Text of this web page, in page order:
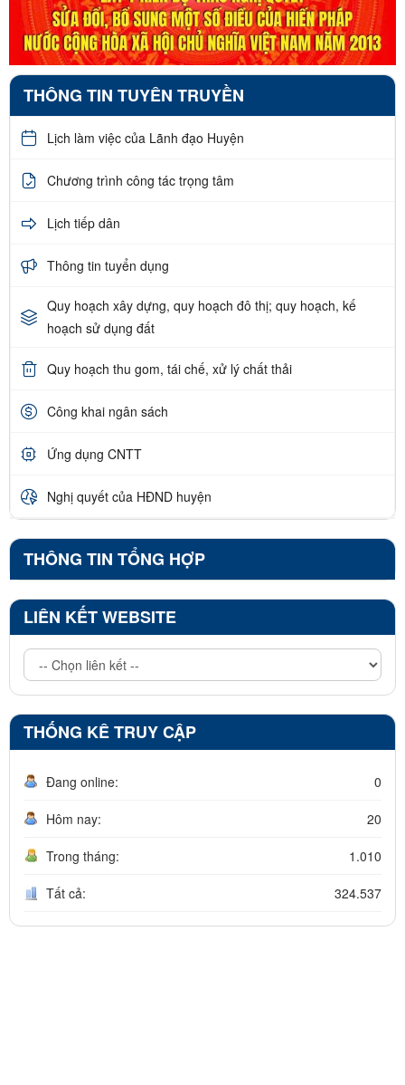
THÔNG TIN TUYÊN TRUYỀN
Lịch làm việc của Lãnh đạo Huyện
Chương trình công tác trọng tâm
Lịch tiếp dân
Thông tin tuyển dụng
Quy hoạch xây dựng, quy hoạch đô thị; quy hoạch, kế
hoạch sử dụng đất
Quy hoạch thu gom, tái chế, xử lý chất thải
Công khai ngân sách
Ứng dụng CNTT
Nghị quyết của HĐND huyện
THÔNG TIN TỔNG HỢP
LIÊN KẾT WEBSITE
THỐNG KÊ TRUY CẬP
Đang online: 0
Hôm nay: 20
Trong tháng: 1.010
Tất cả: 324.537